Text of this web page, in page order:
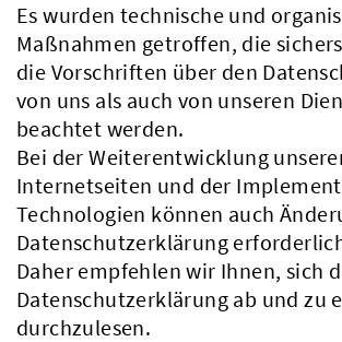
Es wurden technische und
Maßnahmen getroffen, die
die Vorschriften über den
von uns als auch von unseren
beachtet werden.
Bei der Weiterentwicklung
Internetseiten und der
Technologien können auch
Datenschutzerklärung
Daher empfehlen wir Ihnen, sich
Datenschutzerklärung ab und zu
durchzulesen.